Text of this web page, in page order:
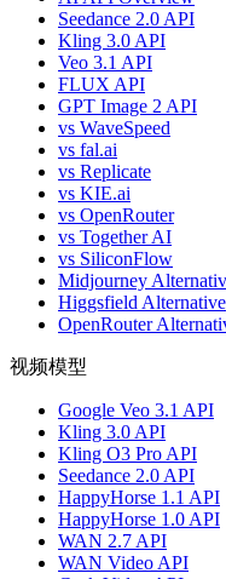
Seedance 2.0 API
Kling 3.0 API
Veo 3.1 API
FLUX API
GPT Image 2 API
vs WaveSpeed
vs fal.ai
vs Replicate
vs KIE.ai
vs OpenRouter
vs Together AI
vs SiliconFlow
Midjourney
Higgsfield Alternative
OpenRouter
视频模型
Google Veo 3.1 API
Kling 3.0 API
Kling O3 Pro API
Seedance 2.0 API
HappyHorse 1.1 API
HappyHorse 1.0 API
WAN 2.7 API
WAN Video API